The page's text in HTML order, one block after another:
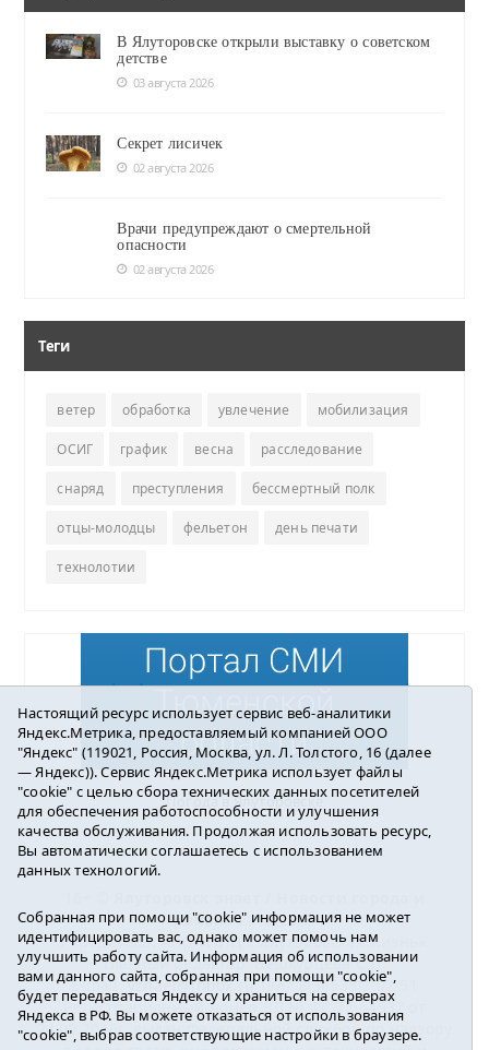
В Ялуторовске открыли выставку о советском
детстве
03 августа 2026
Секрет лисичек
02 августа 2026
Врачи предупреждают о смертельной
опасности
02 августа 2026
Теги
ветер обработка увлечение мобилизация
ОСИГ график весна расследование
снаряд преступления бессмертный полк
отцы-молодцы фельетон день печати
технолотии
Погода в Ялуторовске
района2016-2023
Учредитель: АНО «ИИЦ « Ялуторовская жизнь».
Главный редактор: Вешкурцева С.П.
E-mail:yznaet@inbox.ruТел.: 8(34535)2-02-51
Регистрационный номер ЭЛ № ФС 77-64937 от
24.02.2016г. выдан Федеральной службой по надзору
Настоящий ресурс использует сервис веб-аналитики
Яндекс.Метрика, предоставляемый компанией ООО
"Яндекс" (119021, Россия, Москва, ул. Л. Толстого, 16 (далее
— Яндекс)). Сервис Яндекс.Метрика использует файлы
"cookie" с целью сбора технических данных посетителей
для обеспечения работоспособности и улучшения
качества обслуживания. Продолжая использовать ресурс,
Вы автоматически соглашаетесь с использованием
данных технологий.
Собранная при помощи "cookie" информация не может
идентифицировать вас, однако может помочь нам
улучшить работу сайта. Информация об использовании
вами данного сайта, собранная при помощи "cookie",
будет передаваться Яндексу и храниться на серверах
Яндекса в РФ. Вы можете отказаться от использования
"cookie", выбрав соответствующие настройки в браузере.